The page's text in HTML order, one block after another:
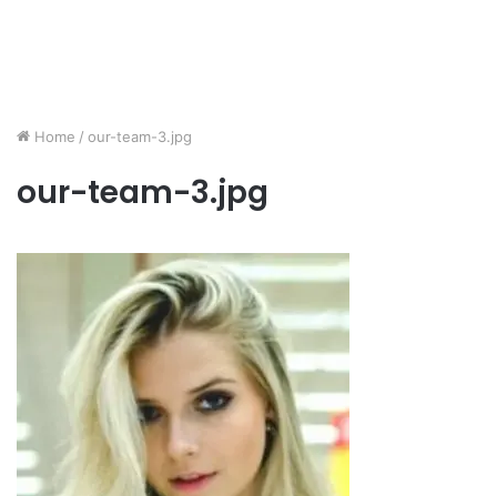
Home / our-team-3.jpg
our-team-3.jpg